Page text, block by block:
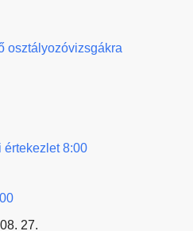
osztályozóvizsgákra
értekezlet 8:00
27.